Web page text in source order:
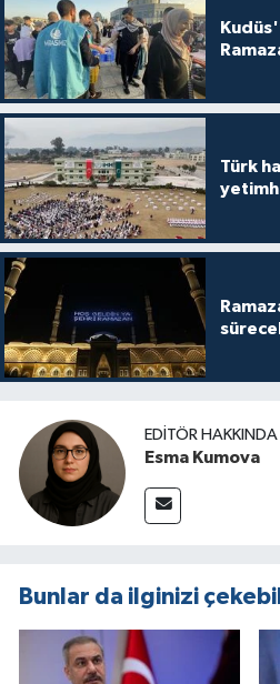
Türk
EDITÖR HAKKINDA
Esma Kumova
Bunlar da ilginizi